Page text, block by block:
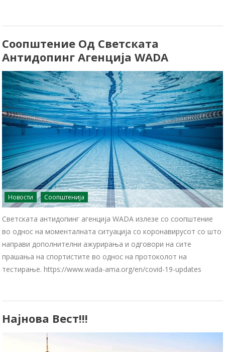
Соопштение Од Светската
Антидопинг Агенција WADA
Новости Соопштенија
Светската антидопинг агенција WADA излезе со соопштение
во однос на моменталната ситуација со коронавирусот со што
направи дополнителни ажурирања и одговори на сите
прашања на спортистите во однос на протоколот на
тестирање. https://www.wada-ama.org/en/covid-19-updates
Најнова Вест!!!